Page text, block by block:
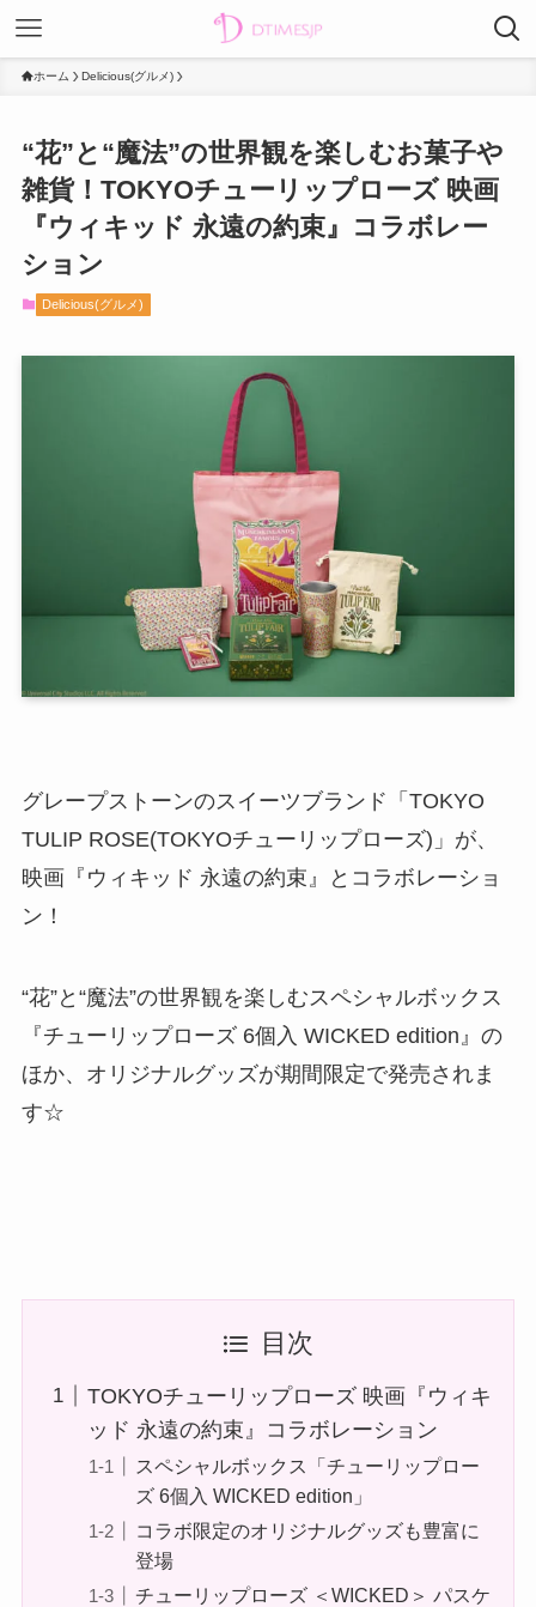
ホーム Delicious(グルメ)
“花”と“魔法”の世界観を楽しむお菓子や
雑貨！TOKYOチューリップローズ 映画
『ウィキッド 永遠の約束』コラボレー
ション
Delicious(グルメ)
グレープストーンのスイーツブランド「TOKYO
TULIP ROSE(TOKYOチューリップローズ)」が、
映画『ウィキッド 永遠の約束』とコラボレーショ
ン！
“花”と“魔法”の世界観を楽しむスペシャルボックス
『チューリップローズ 6個入 WICKED edition』の
ほか、オリジナルグッズが期間限定で発売されま
す☆
目次
TOKYOチューリップローズ 映画『ウィキ
ッド 永遠の約束』コラボレーション
スペシャルボックス「チューリップロー
ズ 6個入 WICKED edition」
コラボ限定のオリジナルグッズも豊富に
登場
チューリップローズ ＜WICKED＞ パスケ